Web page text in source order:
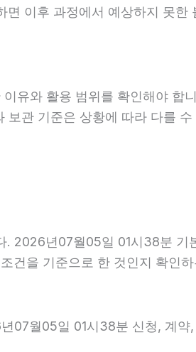
이후 과정에서 예상하지 못한
유와 활용 범위를 확인해야 합
관 기준은 상황에 따라 다를
. 2026년07월05일 01시38분 기
건을 기준으로 한 것인지 확인
07월05일 01시38분 신청, 계약